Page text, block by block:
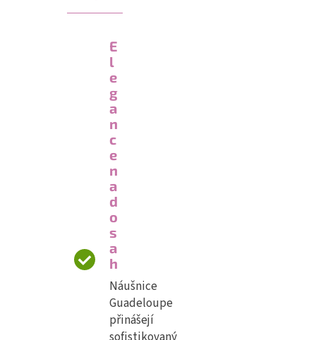
E
l
e
g
a
n
c
e
n
a
d
o
s
a
h
Náušnice
Guadeloupe
přinášejí